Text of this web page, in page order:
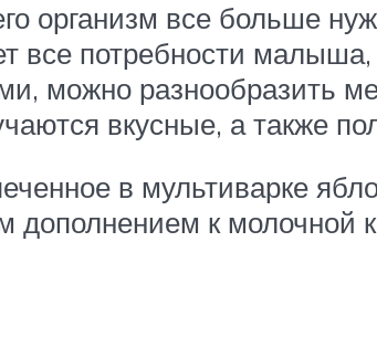
организм все больше
все потребности
можно разнообразить
вкусные, а также
в мультиварке
дополнением к молочной